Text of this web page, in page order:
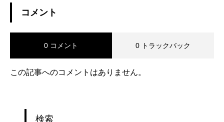
コメント
0 コメント 0 トラックバック
この記事へのコメントはありません。
検索